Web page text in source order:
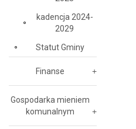
kadencja 2024-
2029
Statut Gminy
Finanse
Gospodarka mieniem
komunalnym